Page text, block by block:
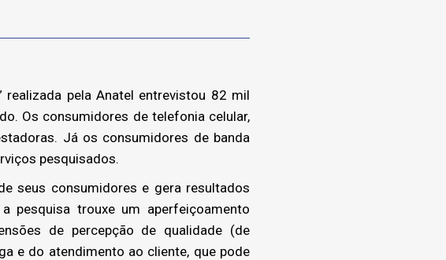
realizada pela Anatel entrevistou 82 mil
Os consumidores de telefonia celular,
Já os consumidores de banda
pesquisados.
seus consumidores e gera resultados
pesquisa trouxe um aperfeiçoamento
de percepção de qualidade (de
e do atendimento ao cliente, que pode